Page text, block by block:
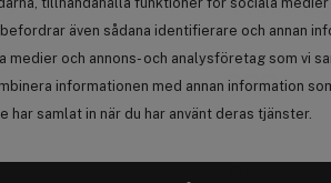
även sådana identifierare och annan
medier och annons- och analysföretag som vi
informationen med annan information
har samlat in när du har använt deras tjänster.
This Is Him!
Eau De Toilette
890 kr
Anmäl